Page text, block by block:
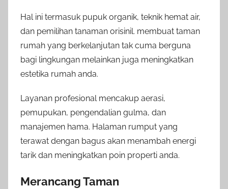
Hal ini termasuk pupuk organik, teknik hemat air,
dan pemilihan tanaman orisinil. membuat taman
rumah yang berkelanjutan tak cuma berguna
bagi lingkungan melainkan juga meningkatkan
estetika rumah anda.
Layanan profesional mencakup aerasi,
pemupukan, pengendalian gulma, dan
manajemen hama. Halaman rumput yang
terawat dengan bagus akan menambah energi
tarik dan meningkatkan poin properti anda.
Merancang Taman